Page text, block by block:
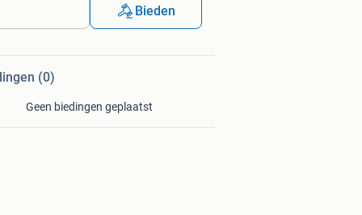
Bieden
(0)
Geen biedingen geplaatst